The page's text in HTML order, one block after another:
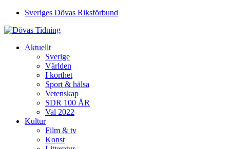
Sveriges Dövas Riksförbund
Aktuellt
Sverige
Världen
I korthet
Sport & hälsa
Vetenskap
SDR 100 ÅR
Val 2022
Kultur
Film & tv
Konst